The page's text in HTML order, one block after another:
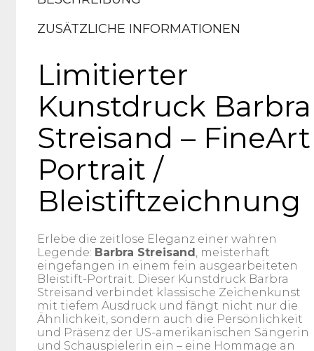
ZUSÄTZLICHE INFORMATIONEN
Limitierter
Kunstdruck Barbra
Streisand – FineArt
Portrait /
Bleistiftzeichnung
Erlebe die zeitlose Eleganz einer wahren
Legende: Barbra Streisand , meisterhaft
eingefangen in einem fein ausgearbeiteten
Bleistift-Portrait. Dieser Kunstdruck Barbra
Streisand verbindet klassische Zeichenkunst
mit tiefem Ausdruck und fängt nicht nur die
Ähnlichkeit, sondern auch die Persönlichkeit
und Präsenz der US-amerikanischen Sängerin
und Schauspielerin ein – eine Hommage an